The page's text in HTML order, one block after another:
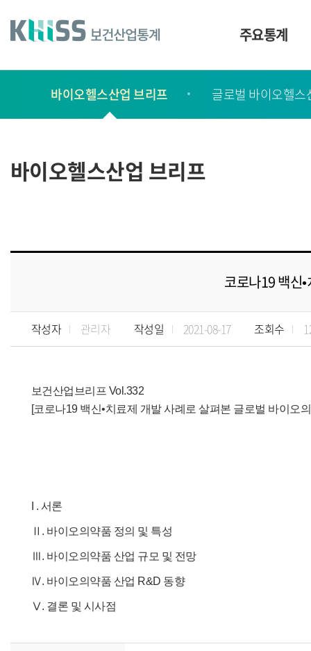
건
주요통계
서
간
행
바이오헬스산업 브리프 글로벌 바이오헬스
바이오헬스산업 브리프
코로나19 백신
작성자 관리자 작성일 2021-08-17 조회수
보건산업브리프 Vol.332
[코로나19 백신•치료제 개발 사례로 살펴본 글로벌 바이오
I . 서론
Ⅱ. 바이오의약품 정의 및 특성
Ⅲ. 바이오의약품 산업 규모 및 전망
Ⅳ. 바이오의약품 산업 R&D 동향
Ⅴ. 결론 및 시사점